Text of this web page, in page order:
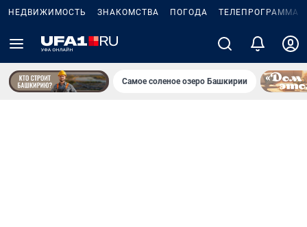
НЕДВИЖИМОСТЬ ЗНАКОМСТВА ПОГОДА ТЕЛЕПРОГРАММА
Самое соленое озеро Башкирии